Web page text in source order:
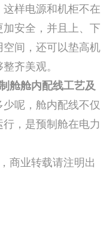
样电源和机柜不在
安全，并且上、下
间，还可以垫高机
齐美观。
舱舱内配线工艺及
少呢，舱内配线不仅
，是预制舱在电力
商业转载请注明出